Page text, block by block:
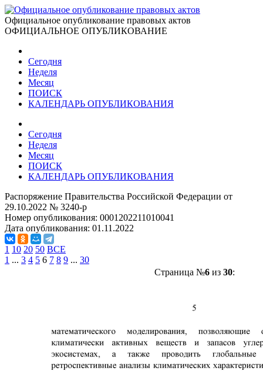
Официальное опубликование правовых актов
ОФИЦИАЛЬНОЕ ОПУБЛИКОВАНИЕ
Сегодня
Неделя
Месяц
ПОИСК
КАЛЕНДАРЬ ОПУБЛИКОВАНИЯ
Сегодня
Неделя
Месяц
ПОИСК
КАЛЕНДАРЬ ОПУБЛИКОВАНИЯ
Распоряжение Правительства Российской Федерации от
29.10.2022 № 3240-р
Номер опубликования: 0001202211010041
Дата опубликования: 01.11.2022
1 10 20 50 ВСЕ
1 ... 3 4 5 6 7 8 9 ... 30
Страница №6из 30: